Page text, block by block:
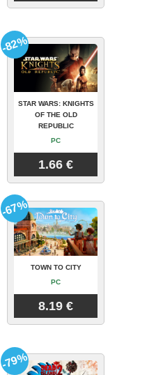
STAR WARS: KNIGHTS
OF THE OLD
REPUBLIC
PC
1.66 €
-82%
TOWN TO CITY
PC
8.19 €
-67%
-79%